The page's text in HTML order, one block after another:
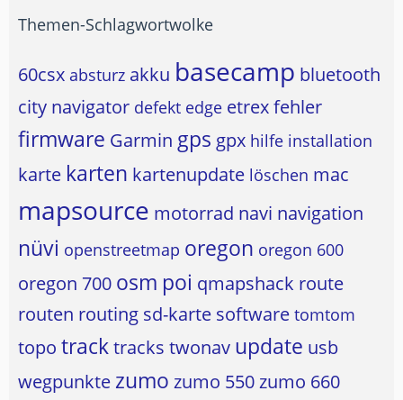
Themen-Schlagwortwolke
60csx absturz akku basecamp bluetooth
city navigator defekt edge etrexfehler
firmware Garmin gps gpx hilfe installation
karte karten kartenupdate löschen mac
mapsource motorrad navi navigation
nüvi openstreetmap oregon oregon 600
oregon 700 osm poi qmapshack route
routen routing sd-karte software tomtom
topo tracktracks twonav update usb
wegpunkte zumo zumo 550zumo 660